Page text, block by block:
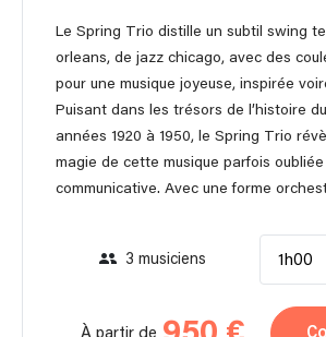
Le Spring Trio distille un subtil swing
orleans, de jazz chicago, avec des
pour une musique joyeuse, inspirée
Puisant dans les trésors de l’histoire
années 1920 à 1950, le Spring Trio
magie de cette musique parfois oubliée
communicative. Avec une forme
3 musiciens 1h00
À partir de